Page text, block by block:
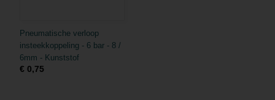
Pneumatische verloop
insteekkoppeling - 6 bar - 8 /
6mm - Kunststof
€ 0,75